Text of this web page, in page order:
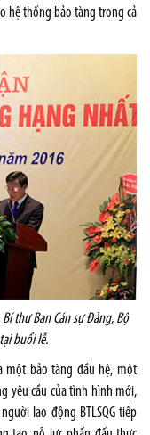
hệ thống bảo tàng trong cả
thư Ban Cán sự Đảng, Bộ
buổi lễ.
một bảo tàng đầu hệ, một
yêu cầu của tình hình mới,
lao động BTLSQG tiếp